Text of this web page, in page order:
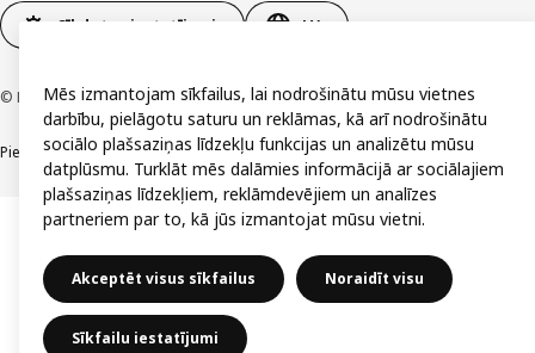
Sīkdatņu iestatījumi LV
© Inter IKEA Systems B.V. 1999-2026
PiekļūstamībaVispārīgi noteikumiPrivātuma un sīkdatņu politika Kontakti
Mēs izmantojam sīkfailus, lai nodrošinātu mūsu vietnes
darbību, pielāgotu saturu un reklāmas, kā arī nodrošinātu
sociālo plašsaziņas līdzekļu funkcijas un analizētu mūsu
datplūsmu. Turklāt mēs dalāmies informācijā ar sociālajiem
plašsaziņas līdzekļiem, reklāmdevējiem un analīzes
partneriem par to, kā jūs izmantojat mūsu vietni.
Akceptēt visus sīkfailus Noraidīt visu
Sīkfailu iestatījumi